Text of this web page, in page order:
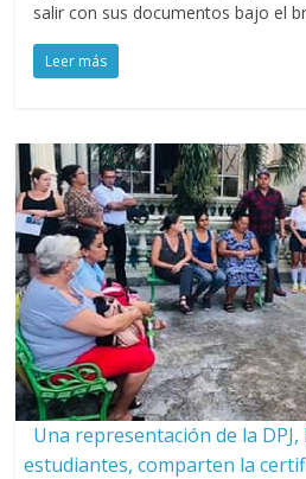
salir con sus documentos bajo el
Leer más
Una representación de la
estudiantes, comparten la